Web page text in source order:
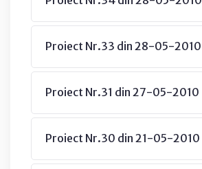
Proiect Nr.33 din 28-05-2010
Proiect Nr.31 din 27-05-2010
Proiect Nr.30 din 21-05-2010